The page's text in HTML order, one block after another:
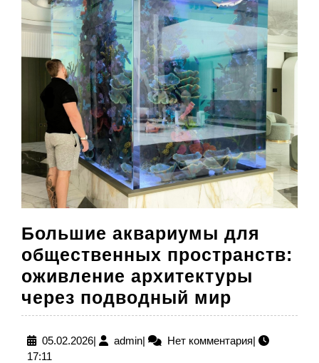
Большие аквариумы для
общественных пространств:
оживление архитектуры
через подводный мир
для
05.02.202605.02.2026
| adminadmin
| Нет комментария|
17:11